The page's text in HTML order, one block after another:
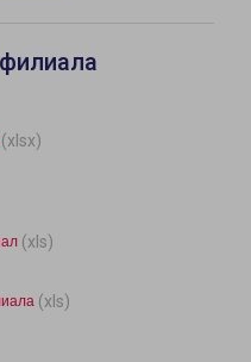
(xlsx)
(xls)
(xls)